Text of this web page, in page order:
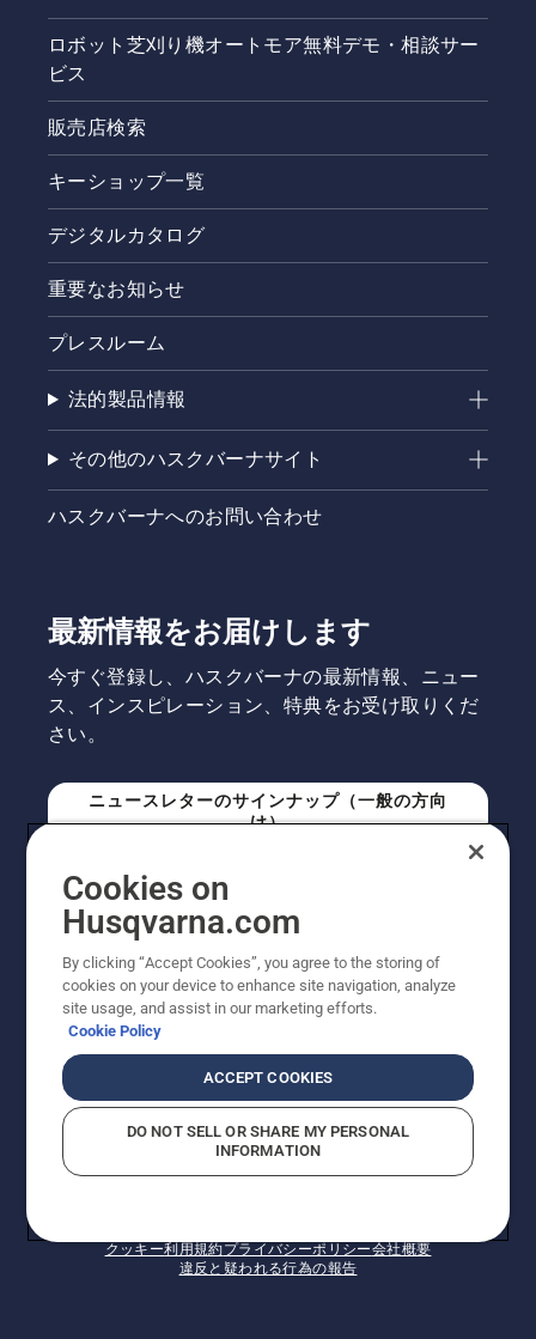
ロボット芝刈り機オートモア無料デモ・相談サー
ビス
販売店検索
キーショップ一覧
デジタルカタログ
重要なお知らせ
プレスルーム
法的製品情報
その他のハスクバーナサイト
ハスクバーナへのお問い合わせ
最新情報をお届けします
今すぐ登録し、ハスクバーナの最新情報、ニュー
ス、インスピレーション、特典をお受け取りくだ
さい。
ニュースレターのサインナップ（一般の方向
け）
ニュースレターのサインアップ（プロの方向
け）
© Husqvarna AB (publ). All rights reserved. 表示価格
は、メーカー希望小売価格 (税込) です。掲載写真は一部
クッキー利用規約プライバシーポリシー会社概要
違反と疑われる行為の報告
Cookies on
Husqvarna.com
By clicking “Accept Cookies”, you agree to the storing of
cookies on your device to enhance site navigation, analyze
site usage, and assist in our marketing efforts.
Cookie Policy
ACCEPT COOKIES
DO NOT SELL OR SHARE MY PERSONAL
INFORMATION